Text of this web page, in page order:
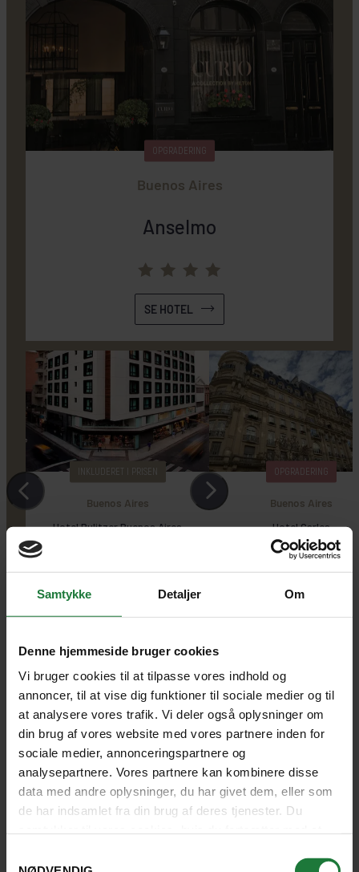
Samtykke Detaljer Om
Denne hjemmeside bruger cookies
Vi bruger cookies til at tilpasse vores indhold og
annoncer, til at vise dig funktioner til sociale medier og til
at analysere vores trafik. Vi deler også oplysninger om
din brug af vores website med vores partnere inden for
sociale medier, annonceringspartnere og
analysepartnere. Vores partnere kan kombinere disse
data med andre oplysninger, du har givet dem, eller som
de har indsamlet fra din brug af deres tjenester. Du
OPGRADERING
Buenos Aires
Anselmo
SE HOTEL
INKLUDERET I PRISEN
SE HOTEL
OPGRADERING
SE HOTEL
Forlæng rejsen med badeferie i
Caribien
Hvis I flyver med Air France eller KLM til